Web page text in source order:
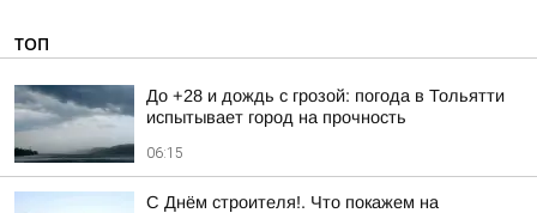
ТОП
До +28 и дождь с грозой: погода в Тольятти
испытывает город на прочность
06:15
С Днём строителя!. Что покажем на